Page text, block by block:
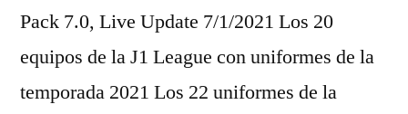
Pack 7.0, Live Update 7/1/2021 Los 20
equipos de la J1 League con uniformes de la
temporada 2021 Los 22 uniformes de la